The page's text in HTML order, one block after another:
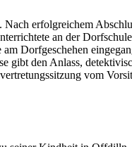
erfolgreichem
an der
Dorfgeschehen
gibt den Anlass,
vom